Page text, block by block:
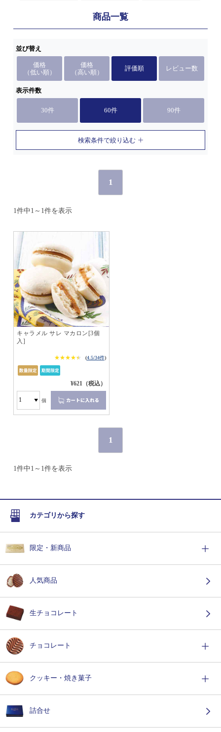
商品一覧
並び替え
価格
（低い順）
価格
（高い順）
評価順 レビュー数
表示件数
30件 60件 90件
検索条件で絞り込む
1
1件中1～1件を表示
キャラメル サレ マカロン[3個
入]
★★★★★
★★★★★ (4.5/34件)
¥621（税込）
個
1
1件中1～1件を表示
カテゴリから探す
限定・新商品
人気商品
生チョコレート
チョコレート
クッキー・焼き菓子
詰合せ